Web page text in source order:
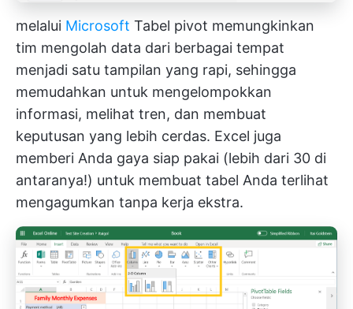
melalui Microsoft Tabel pivot memungkinkan
tim mengolah data dari berbagai tempat
menjadi satu tampilan yang rapi, sehingga
memudahkan untuk mengelompokkan
informasi, melihat tren, dan membuat
keputusan yang lebih cerdas. Excel juga
memberi Anda gaya siap pakai (lebih dari 30 di
antaranya!) untuk membuat tabel Anda terlihat
mengagumkan tanpa kerja ekstra.